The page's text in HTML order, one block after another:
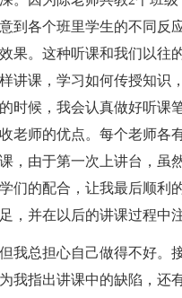
到各个班里学生的不同反
果。这种听课和我们以往
讲课，学习如何传授知识
时候，我会认真做好听课
老师的优点。每个老师各
，由于第一次上讲台，虽
们的配合，让我最后顺利
，并在以后的讲课过程中
我总担心自己做得不好。
我指出讲课中的缺陷，还